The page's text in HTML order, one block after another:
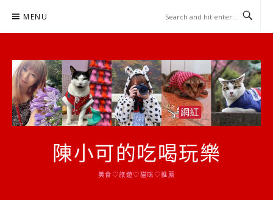
MENU
陳小可的吃喝玩樂
美食♡旅遊♡貓咪♡推薦